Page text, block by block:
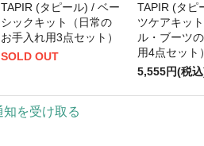
TAPIR (タピール) / ベー
シックキット（日常の
お手入れ用3点セット）
SOLD OUT
TAPIR (タピ
ツケアキッ
ル・ブーツ
用4点セット
5,555円(税